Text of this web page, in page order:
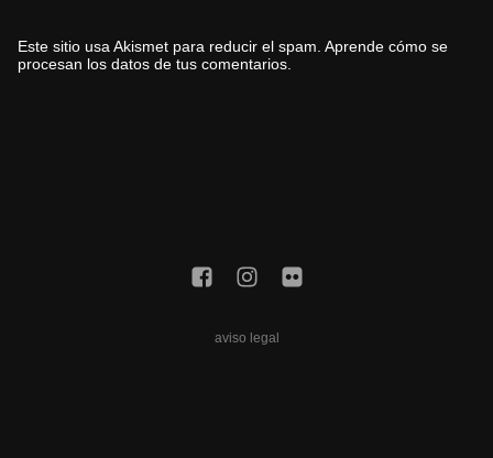
Este sitio usa Akismet para reducir el spam. Aprende cómo se
procesan los datos de tus comentarios.
aviso legal